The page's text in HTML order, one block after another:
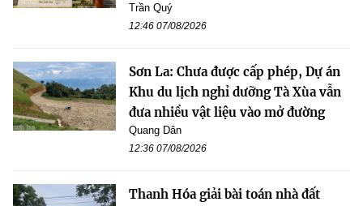
Trần Quý
12:46 07/08/2026
Sơn La: Chưa được cấp phép, Dự án
Khu du lịch nghỉ dưỡng Tà Xùa vẫn
đưa nhiều vật liệu vào mở đường
Quang Dân
12:36 07/08/2026
Thanh Hóa giải bài toán nhà đất